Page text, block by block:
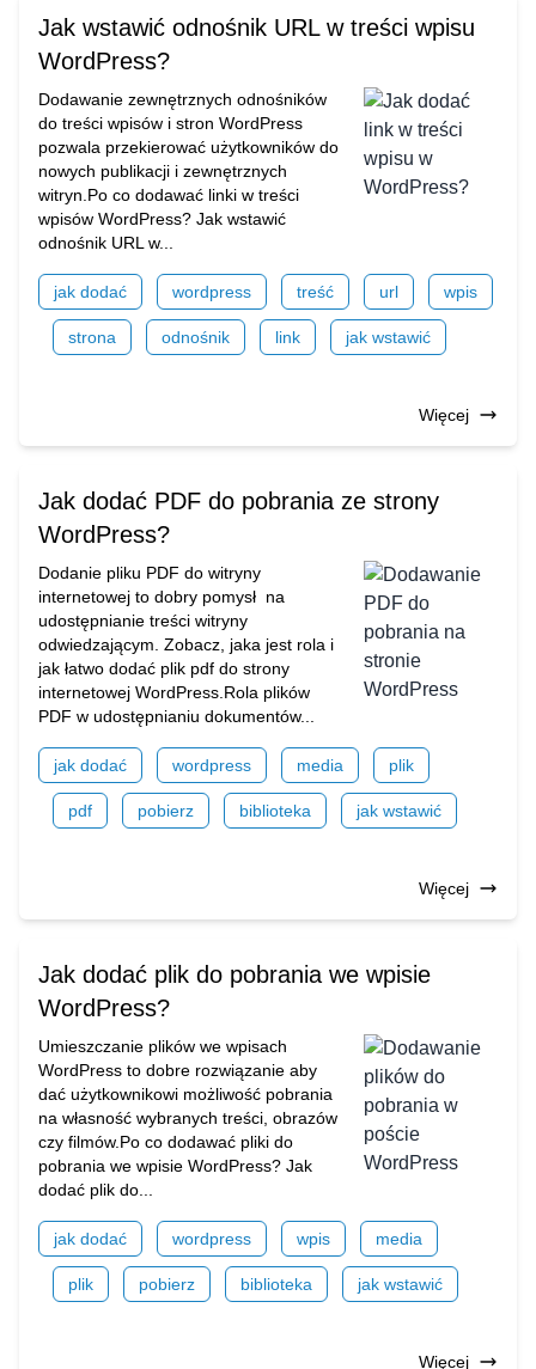
Jak wstawić odnośnik URL w treści wpisu
WordPress?
Dodawanie zewnętrznych odnośników
do treści wpisów i stron WordPress
pozwala przekierować użytkowników do
nowych publikacji i zewnętrznych
witryn.Po co dodawać linki w treści
wpisów WordPress? Jak wstawić
odnośnik URL w...
jak dodać wordpress treść url wpis
strona odnośnik link jak wstawić
Więcej
Jak dodać PDF do pobrania ze strony
WordPress?
Dodanie pliku PDF do witryny
internetowej to dobry pomysł na
udostępnianie treści witryny
odwiedzającym. Zobacz, jaka jest rola i
jak łatwo dodać plik pdf do strony
internetowej WordPress.Rola plików
PDF w udostępnianiu dokumentów...
jak dodać wordpress media plik
pdf pobierz biblioteka jak wstawić
Więcej
Jak dodać plik do pobrania we wpisie
WordPress?
Umieszczanie plików we wpisach
WordPress to dobre rozwiązanie aby
dać użytkownikowi możliwość pobrania
na własność wybranych treści, obrazów
czy filmów.Po co dodawać pliki do
pobrania we wpisie WordPress? Jak
dodać plik do...
jak dodać wordpress wpis media
plik pobierz biblioteka jak wstawić
Więcej